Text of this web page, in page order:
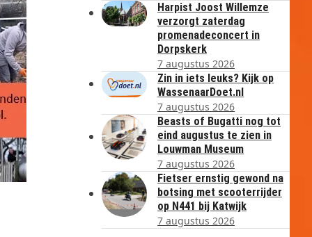
Harpist Joost Willemze
verzorgt zaterdag
promenadeconcert in
Dorpskerk
7 augustus 2026
Zin in iets leuks? Kijk op
WassenaarDoet.nl
7 augustus 2026
Beasts of Bugatti nog tot
eind augustus te zien in
Louwman Museum
7 augustus 2026
Fietser ernstig gewond na
botsing met scooterrijder
op N441 bij Katwijk
7 augustus 2026